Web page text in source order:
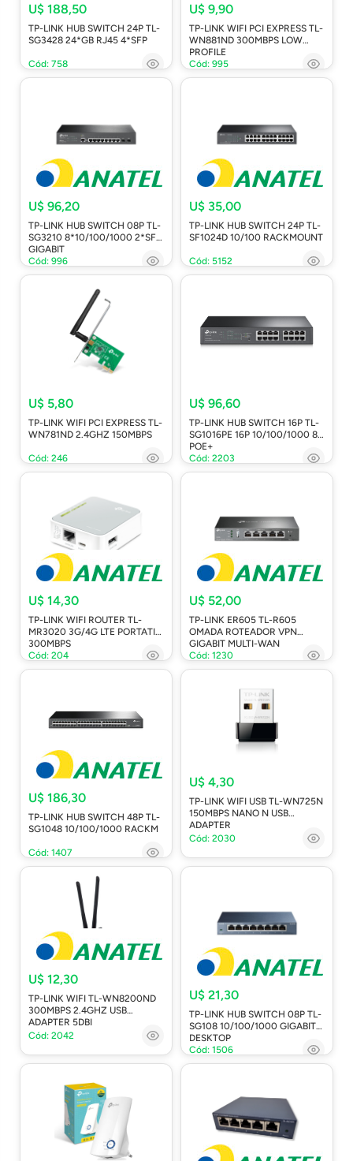
U$ 188,50
TP-LINK HUB SWITCH 24P TL-
SG3428 24*GB RJ45 4*SFP
Cód: 758
U$ 9,90
TP-LINK WIFI PCI EXPRESS TL-
WN881ND 300MBPS LOW
PROFILE
Cód: 995
U$ 96,20
TP-LINK HUB SWITCH 08P TL-
SG3210 8*10/100/1000 2*SFP
GIGABIT
Cód: 996
U$ 35,00
TP-LINK HUB SWITCH 24P TL-
SF1024D 10/100 RACKMOUNT
Cód: 5152
U$ 5,80
TP-LINK WIFI PCI EXPRESS TL-
WN781ND 2.4GHZ 150MBPS
Cód: 246
U$ 96,60
TP-LINK HUB SWITCH 16P TL-
SG1016PE 16P 10/100/1000 8P
POE+
Cód: 2203
U$ 14,30
TP-LINK WIFI ROUTER TL-
MR3020 3G/4G LTE PORTATIL
300MBPS
Cód: 204
U$ 52,00
TP-LINK ER605 TL-R605
OMADA ROTEADOR VPN
GIGABIT MULTI-WAN
Cód: 1230
U$ 186,30
TP-LINK HUB SWITCH 48P TL-
SG1048 10/100/1000 RACKM
Cód: 1407
U$ 4,30
TP-LINK WIFI USB TL-WN725N
150MBPS NANO N USB
ADAPTER
Cód: 2030
U$ 12,30
TP-LINK WIFI TL-WN8200ND
300MBPS 2.4GHZ USB
ADAPTER 5DBI
Cód: 2042
U$ 21,30
TP-LINK HUB SWITCH 08P TL-
SG108 10/100/1000 GIGABIT
DESKTOP
Cód: 1506